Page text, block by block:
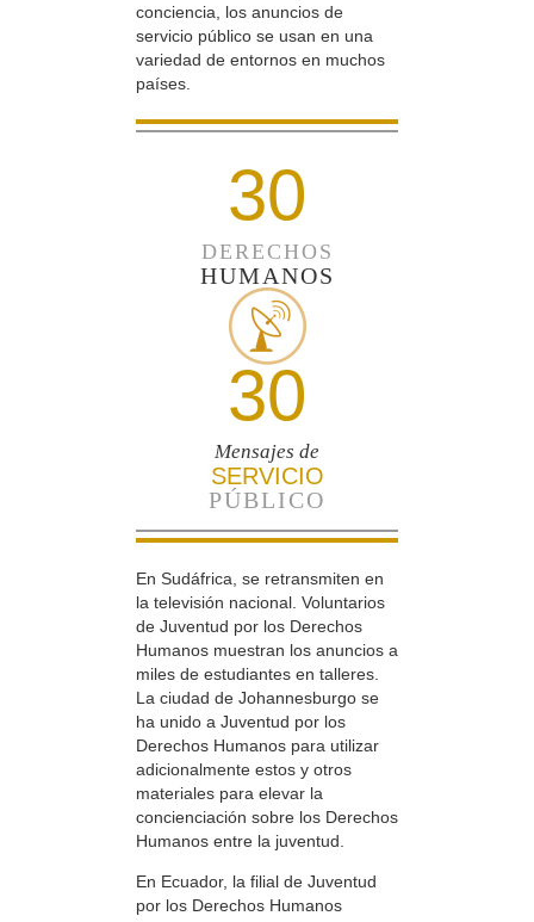
conciencia, los anuncios de
servicio público se usan en una
variedad de entornos en muchos
países.
30
DERECHOS
HUMANOS
30
Mensajes de
SERVICIO
PÚBLICO
En Sudáfrica, se retransmiten en
la televisión nacional. Voluntarios
de Juventud por los Derechos
Humanos muestran los anuncios a
miles de estudiantes en talleres.
La ciudad de Johannesburgo se
ha unido a Juventud por los
Derechos Humanos para utilizar
adicionalmente estos y otros
materiales para elevar la
concienciación sobre los Derechos
Humanos entre la juventud.
En Ecuador, la filial de Juventud
por los Derechos Humanos